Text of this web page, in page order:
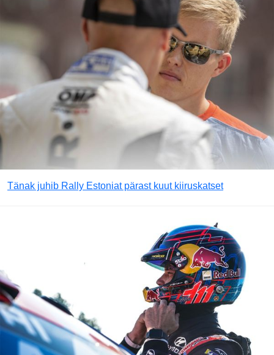
Tänak juhib Rally Estoniat pärast kuut kiiruskatset